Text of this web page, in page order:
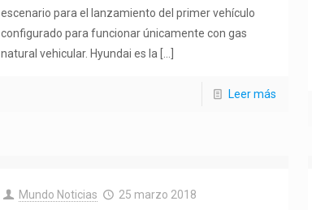
escenario para el lanzamiento del primer vehículo
configurado para funcionar únicamente con gas
natural vehicular. Hyundai es la
Leer más
Mundo Noticias 25 marzo 2018